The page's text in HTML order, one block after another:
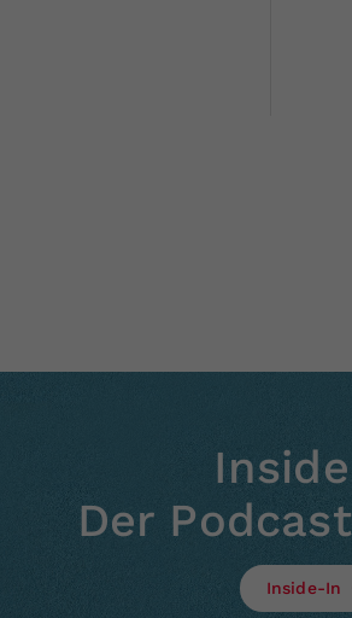
Der
Inside-In